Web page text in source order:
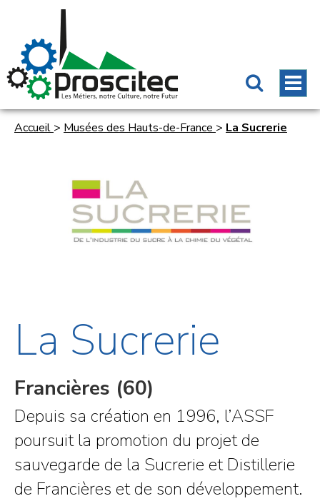
Accueil > Musées des Hauts-de-France > La Sucrerie
La Sucrerie
Francières (60)
Depuis sa création en 1996, l’ASSF
poursuit la promotion du projet de
sauvegarde de la Sucrerie et Distillerie
de Francières et de son développement.